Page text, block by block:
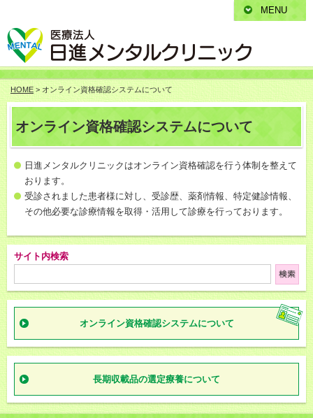
HOME > オンライン資格確認システムについて
オンライン資格確認システムについて
日進メンタルクリニックはオンライン資格確認を行う体制を整えて
おります。
受診されました患者様に対し、受診歴、薬剤情報、特定健診情報、
その他必要な診療情報を取得・活用して診療を行っております。
MENU
サイト内検索
オンライン資格確認システムについて
長期収載品の選定療養について